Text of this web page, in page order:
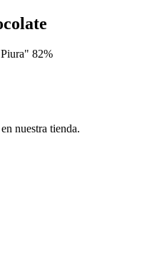
82%
nuestra tienda.